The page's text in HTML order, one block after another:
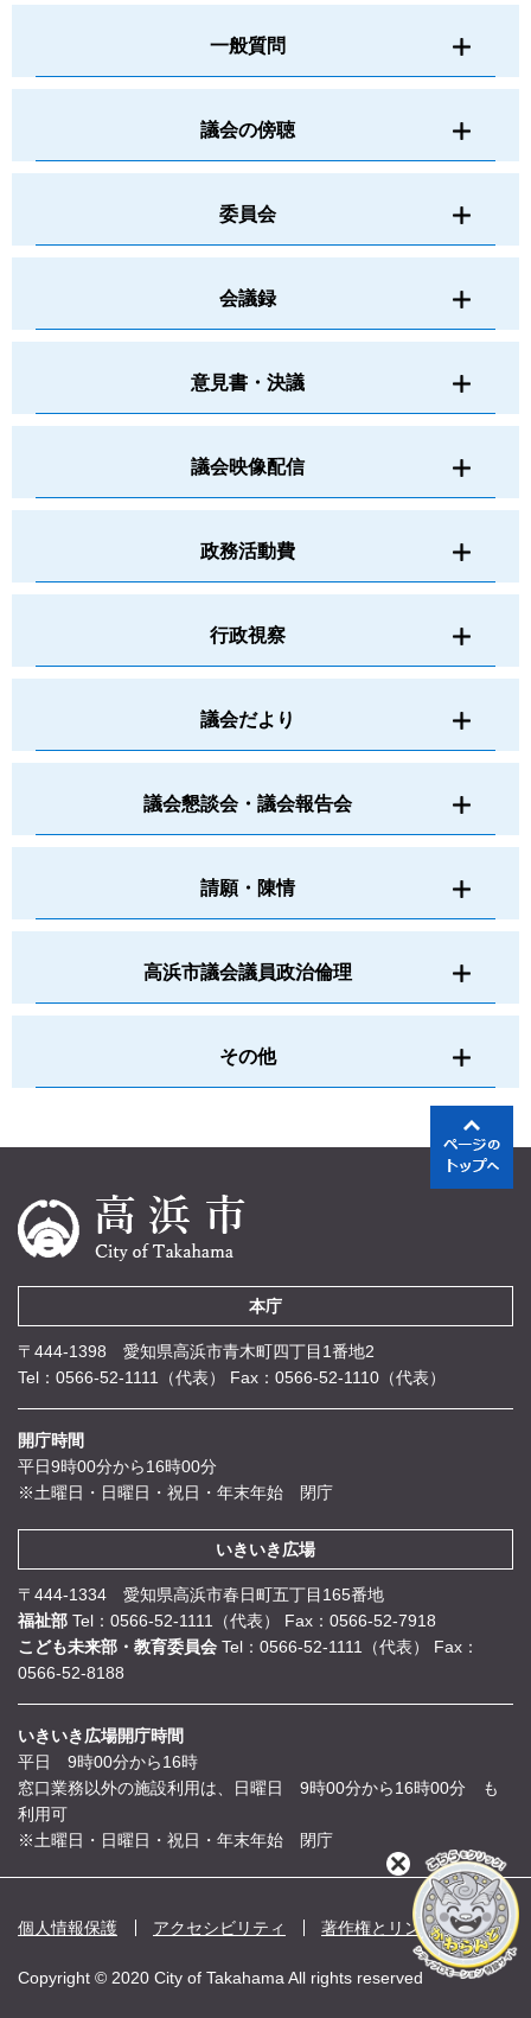
一般質問
議会の傍聴
委員会
会議録
意見書・決議
議会映像配信
政務活動費
行政視察
議会だより
議会懇談会・議会報告会
請願・陳情
高浜市議会議員政治倫理
その他
本庁
〒444-1398 愛知県高浜市青木町四丁目1番地2
Tel：0566-52-1111（代表）
Fax：0566-52-1110（代表）
開庁時間
平日9時00分から16時00分
※土曜日・日曜日・祝日・年末年始 閉庁
いきいき広場
〒444-1334 愛知県高浜市春日町五丁目165番地
福祉部 Tel：0566-52-1111（代表）
Fax：0566-52-7918
こども未来部・教育委員会 Tel：0566-52-1111（代表）
Fax：
0566-52-8188
いきいき広場開庁時間
平日 9時00分から16時
窓口業務以外の施設利用は、日曜日 9時00分から16時00分 も
利用可
※土曜日・日曜日・祝日・年末年始 閉庁
個人情報保護 アクセシビリティ 著作権とリンク
Copyright © 2020 City of Takahama All rights reserved
閉